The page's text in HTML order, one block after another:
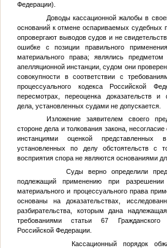
Федерации).
Доводы кассационной жалобы в
оснований к отмене оспариваемых судебных
опровергают выводов судов и не
ошибке с позиции правильного
материального права; являлись предметом
апелляционной инстанции, судом они
совокупности в соответствии с
процессуального кодекса Российской
пересмотрах, переоценка доказательств и
дела, установленных судами не допускается.
Изложение заявителем своего
стороне дела и толкования закона,
инстанциями оценкой представленных
установленных по делу обстоятельств с
восприятия спора не являются основаниями
Суды верно определили
подлежащий применению при
материального и процессуального права
основаны на доказательствах,
разбирательства, которым дана
требованиями статьи 67 Гражданского
Российской Федерации.
Кассационный порядок